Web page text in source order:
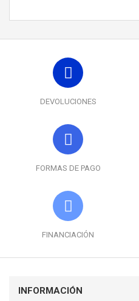
DEVOLUCIONES
FORMAS DE PAGO
FINANCIACIÓN
INFORMACIÓN